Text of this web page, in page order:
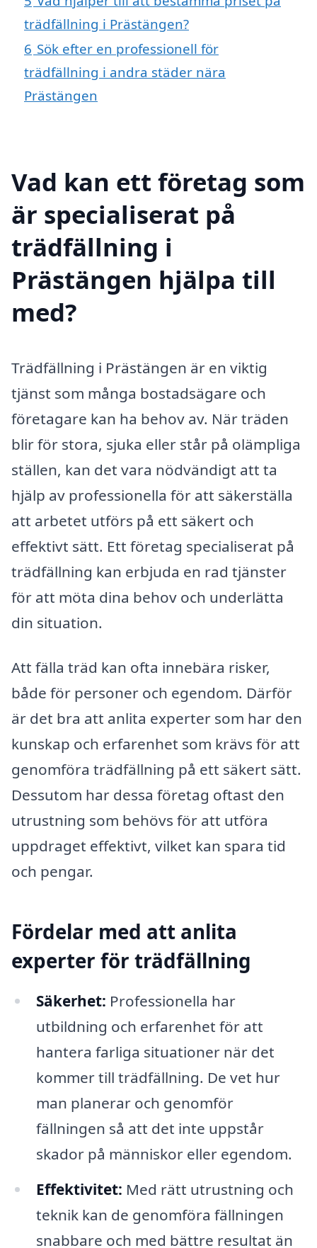
trädfällning i Prästängen?
6 Sök efter en professionell för
trädfällning i andra städer nära
Prästängen
Vad kan ett företag som
är specialiserat på
trädfällning i
Prästängen hjälpa till
med?
Trädfällning i Prästängen är en viktig
tjänst som många bostadsägare och
företagare kan ha behov av. När träden
blir för stora, sjuka eller står på olämpliga
ställen, kan det vara nödvändigt att ta
hjälp av professionella för att säkerställa
att arbetet utförs på ett säkert och
effektivt sätt. Ett företag specialiserat på
trädfällning kan erbjuda en rad tjänster
för att möta dina behov och underlätta
din situation.
Att fälla träd kan ofta innebära risker,
både för personer och egendom. Därför
är det bra att anlita experter som har den
kunskap och erfarenhet som krävs för att
genomföra trädfällning på ett säkert sätt.
Dessutom har dessa företag oftast den
utrustning som behövs för att utföra
uppdraget effektivt, vilket kan spara tid
och pengar.
Fördelar med att anlita
experter för trädfällning
Säkerhet: Professionella har
utbildning och erfarenhet för att
hantera farliga situationer när det
kommer till trädfällning. De vet hur
man planerar och genomför
fällningen så att det inte uppstår
skador på människor eller egendom.
Effektivitet: Med rätt utrustning och
teknik kan de genomföra fällningen
snabbare och med bättre resultat än